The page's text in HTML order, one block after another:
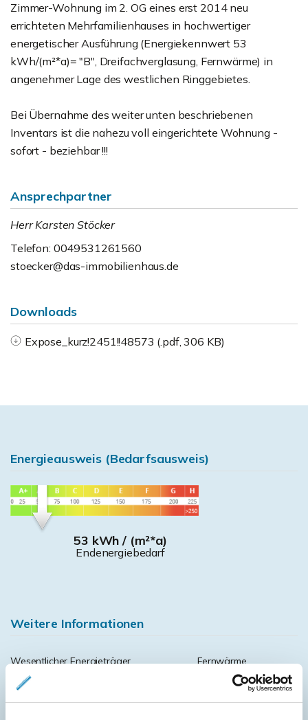
Zimmer-Wohnung im 2. OG eines erst 2014 neu
errichteten Mehrfamilienhauses in hochwertiger
energetischer Ausführung (Energiekennwert 53
kWh/(m²*a)= "B", Dreifachverglasung, Fernwärme) in
angenehmer Lage des westlichen Ringgebietes.
Bei Übernahme des weiter unten beschriebenen
Inventars ist die nahezu voll eingerichtete Wohnung -
sofort - beziehbar !!!
Ansprechpartner
Herr Karsten Stöcker
Telefon: 0049531261560
stoecker@das-immobilienhaus.de
Downloads
Expose_kurz!2451!!48573 (.pdf, 306 KB)
Energieausweis (Bedarfsausweis)
53 kWh / (m²*a)
Endenergiebedarf
Weitere Informationen
Wesentlicher Energieträger
Fernwärme
Energieausweis gültig bis
2025-01-13
Energieausweis Jahrgang
ab dem 1.5.2014